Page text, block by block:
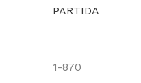
PARTIDA
1-870